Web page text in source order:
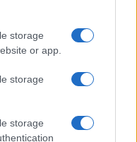
storage
or app.
storage
storage
| Pubblicità Segnala